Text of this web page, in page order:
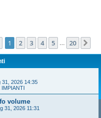
Pagina di 20
1 2 3 4 5 20
31, 2026 14:35
volume
31, 2026 11:31